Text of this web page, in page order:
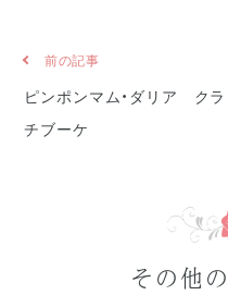
前の記事
ピンポンマム・ダリア クラ
チブーケ
その他